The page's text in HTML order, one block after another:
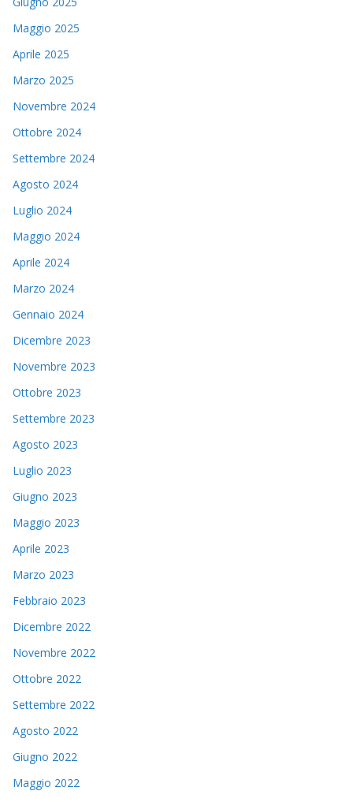
Maggio 2025
Aprile 2025
Marzo 2025
Novembre 2024
Ottobre 2024
Settembre 2024
Agosto 2024
Luglio 2024
Maggio 2024
Aprile 2024
Marzo 2024
Gennaio 2024
Dicembre 2023
Novembre 2023
Ottobre 2023
Settembre 2023
Agosto 2023
Luglio 2023
Giugno 2023
Maggio 2023
Aprile 2023
Marzo 2023
Febbraio 2023
Dicembre 2022
Novembre 2022
Ottobre 2022
Settembre 2022
Agosto 2022
Giugno 2022
Maggio 2022